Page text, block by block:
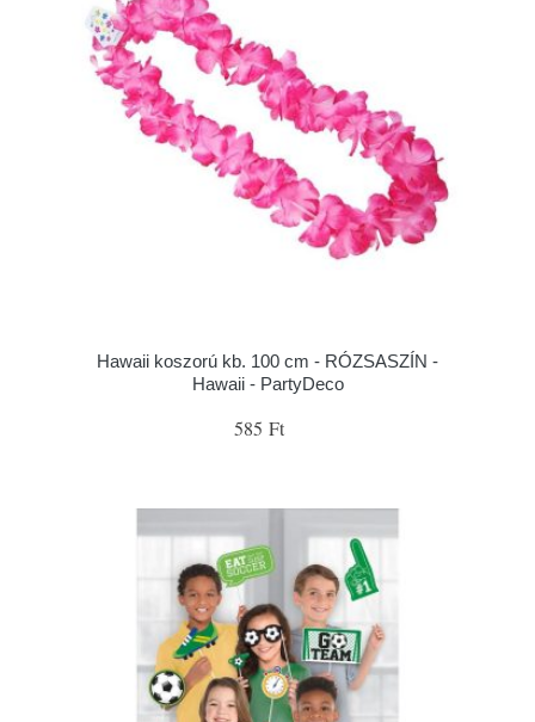
Hawaii koszorú kb. 100 cm - RÓZSASZÍN -
Hawaii - PartyDeco
585 Ft